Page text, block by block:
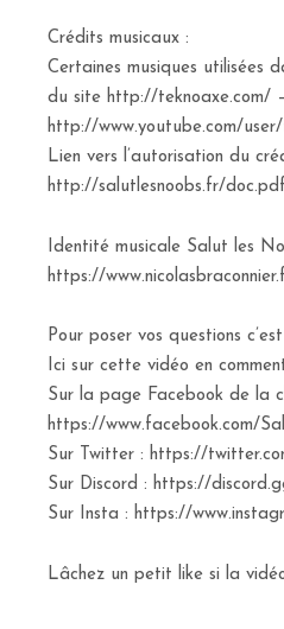
Crédits musicaux :
Certaines musiques utilisées
du site http://teknoaxe.com/
http://www.youtube.com/
Lien vers l’autorisation du
http://salutlesnoobs.fr/doc.pdf
Identité musicale Salut les
https://
Pour poser vos questions
Ici sur cette vidéo en
Sur la page Facebook de la
https://www.facebook.com/
Sur Twitter : https://
Sur Discord : https://
Sur Insta : https://
Lâchez un petit like si la